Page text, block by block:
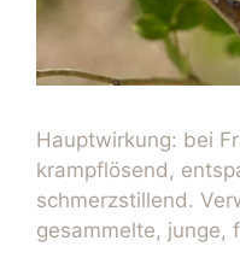
Hauptwirkung: bei
krampflösend,
schmerzstillend.
gesammelte, junge,